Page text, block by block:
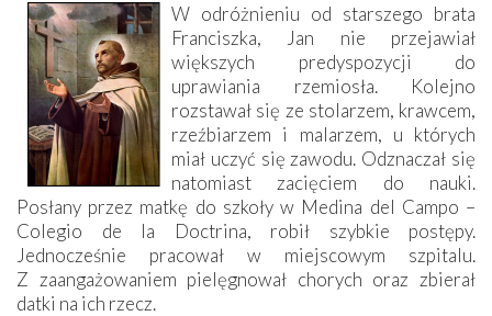
W odróżnieniu od starszego brata
Franciszka, Jan nie przejawiał
większych predyspozycji do
uprawiania rzemiosła. Kolejno
rozstawał się ze stolarzem, krawcem,
rzeźbiarzem i malarzem, u których
miał uczyć się zawodu. Odznaczał się
natomiast zacięciem do nauki.
Posłany przez matkę do szkoły w Medina del Campo –
Colegio de la Doctrina, robił szybkie postępy.
Jednocześnie pracował w miejscowym szpitalu.
Z zaangażowaniem pielęgnował chorych oraz zbierał
datki na ich rzecz.